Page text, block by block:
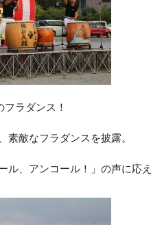
フラダンス！
素敵なフラダンスを披露。
ル、アンコール！」の声に応